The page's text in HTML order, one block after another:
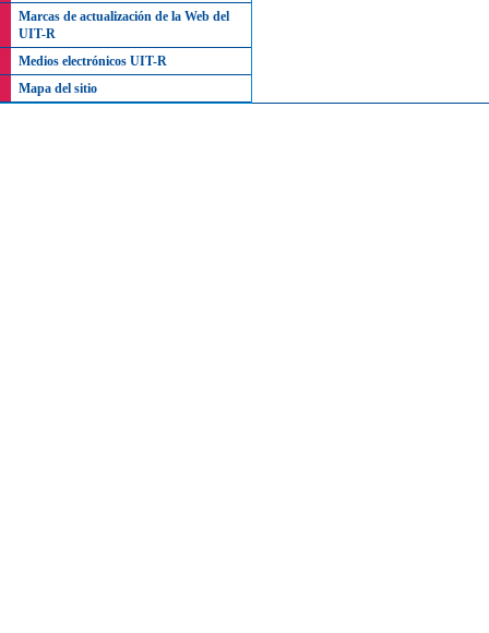
Marcas de actualización de la Web del
UIT-R
Medios electrónicos UIT-R
Mapa del sitio